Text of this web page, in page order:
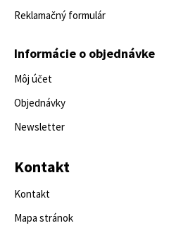
Reklamačný formulár
Informácie o objednávke
Môj účet
Objednávky
Newsletter
Kontakt
Kontakt
Mapa stránok